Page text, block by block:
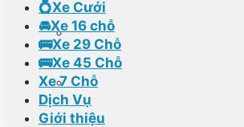
💍Xe Cưới
🚘Xe 16 chỗ
🚌Xe 29 Chỗ
🚌Xe 45 Chỗ
Xe 7 Chỗ
Dịch Vụ
Giới thiệu